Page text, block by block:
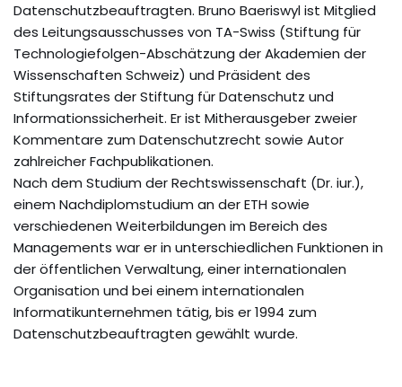
Datenschutzbeauftragten. Bruno Baeriswyl ist Mitglied
des Leitungsausschusses von TA-Swiss (Stiftung für
Technologiefolgen-Abschätzung der Akademien der
Wissenschaften Schweiz) und Präsident des
Stiftungsrates der Stiftung für Datenschutz und
Informationssicherheit. Er ist Mitherausgeber zweier
Kommentare zum Datenschutzrecht sowie Autor
zahlreicher Fachpublikationen.
Nach dem Studium der Rechtswissenschaft (Dr. iur.),
einem Nachdiplomstudium an der ETH sowie
verschiedenen Weiterbildungen im Bereich des
Managements war er in unterschiedlichen Funktionen in
der öffentlichen Verwaltung, einer internationalen
Organisation und bei einem internationalen
Informatikunternehmen tätig, bis er 1994 zum
Datenschutzbeauftragten gewählt wurde.